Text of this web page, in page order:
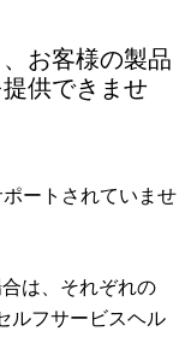
お客様の製品
供できませ
ートされていませ
は、それぞれの
ルフサービスヘル